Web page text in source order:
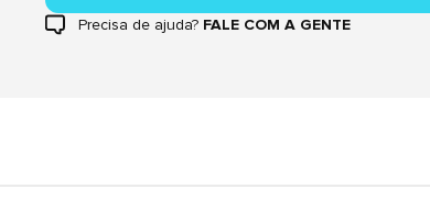
Precisa de ajuda? FALE COM A GENTE